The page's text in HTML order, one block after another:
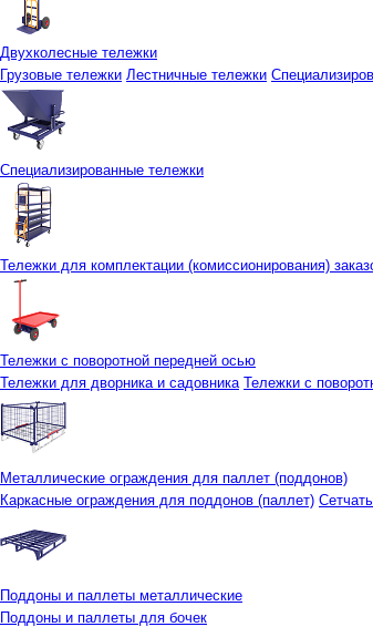
Двухколесные тележки
Грузовые тележки Лестничные тележки
Специализированные тележки
Тележки для комплектации (комиссионирования)
Тележки с поворотной передней осью
Тележки для дворника и садовника Тележки с
Металлические ограждения для паллет (поддонов)
Каркасные ограждения для поддонов (паллет)
Поддоны и паллеты металлические
Поддоны и паллеты для бочек